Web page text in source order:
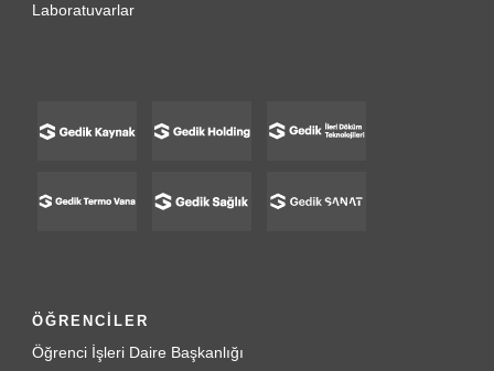
Laboratuvarlar
ÖĞRENCİLER
Öğrenci İşleri Daire Başkanlığı